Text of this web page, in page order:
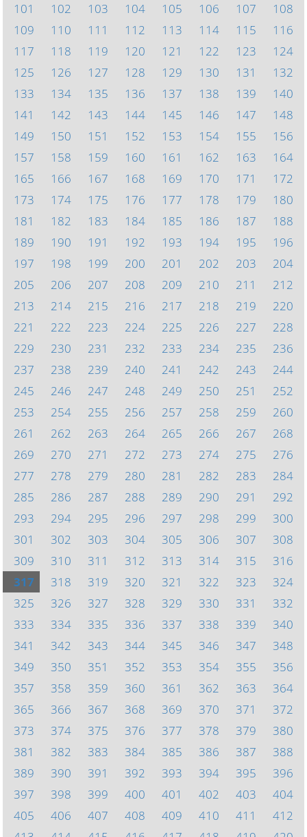
101
102 103 104 105 106 107
108
109
110 111 112 113 114 115
116
117
118 119 120 121 122 123
124
125
126 127 128 129 130 131
132
133
134 135 136 137 138 139
140
141
142 143 144 145 146 147
148
149
150 151 152 153 154 155
156
157
158 159 160 161 162 163
164
165
166 167 168 169 170 171
172
173
174 175 176 177 178 179
180
181
182 183 184 185 186 187
188
189
190 191 192 193 194 195
196
197
198 199 200 201 202 203
204
205
206 207 208 209 210 211
212
213
214 215 216 217 218 219
220
221
222 223 224 225 226 227
228
229
230 231 232 233 234 235
236
237
238 239 240 241 242 243
244
245
246 247 248 249 250 251
252
253
254 255 256 257 258 259
260
261
262 263 264 265 266 267
268
269
270 271 272 273 274 275
276
277
278 279 280 281 282 283
284
285
286 287 288 289 290 291
292
293
294 295 296 297 298 299
300
301
302 303 304 305 306 307
308
309
310 311 312 313 314 315
316
317
318 319 320 321 322 323
324
325
326 327 328 329 330 331
332
333
334 335 336 337 338 339
340
341
342 343 344 345 346 347
348
349
350 351 352 353 354 355
356
357
358 359 360 361 362 363
364
365
366 367 368 369 370 371
372
373
374 375 376 377 378 379
380
381
382 383 384 385 386 387
388
389
390 391 392 393 394 395
396
397
398 399 400 401 402 403
404
405
406 407 408 409 410 411
412